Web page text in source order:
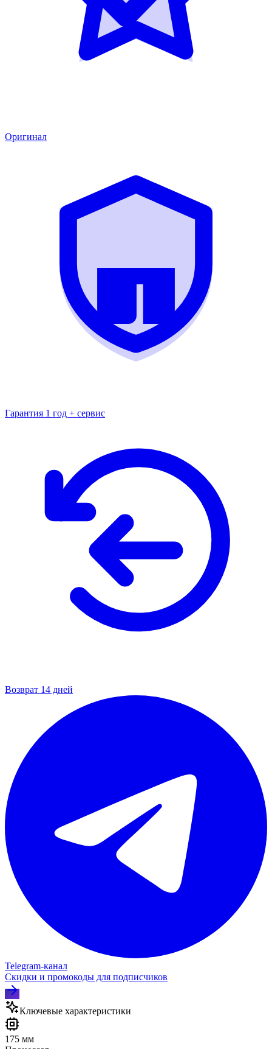
Оригинал
Гарантия 1 год + сервис
Возврат 14 дней
Telegram‑канал
Скидки и промокоды для подписчиков
Ключевые характеристики
175 мм